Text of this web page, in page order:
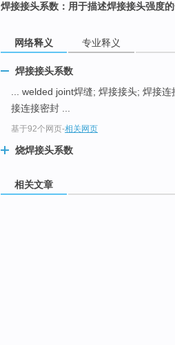
焊接接头系数：用于描述焊接接头强度
网络释义 专业释义
焊接接头系数
... welded joint焊缝; 焊接接头; 焊接连
接连接密封 ...
基于92个网页-相关网页
烧焊接头系数
相关文章